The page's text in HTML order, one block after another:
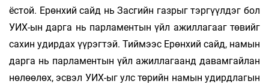
ёстой. Ерөнхий сайд нь Засгийн газрыг тэргүүлдэг бол
УИХ-ын дарга нь парламентын үйл ажиллагааг төвийг
сахин удирдах үүрэгтэй. Тиймээс Ерөнхий сайд, намын
дарга нь парламентын үйл ажиллагаанд давамгайлан
нөлөөлөх, эсвэл УИХ-ыг улс төрийн намын удирдлагын